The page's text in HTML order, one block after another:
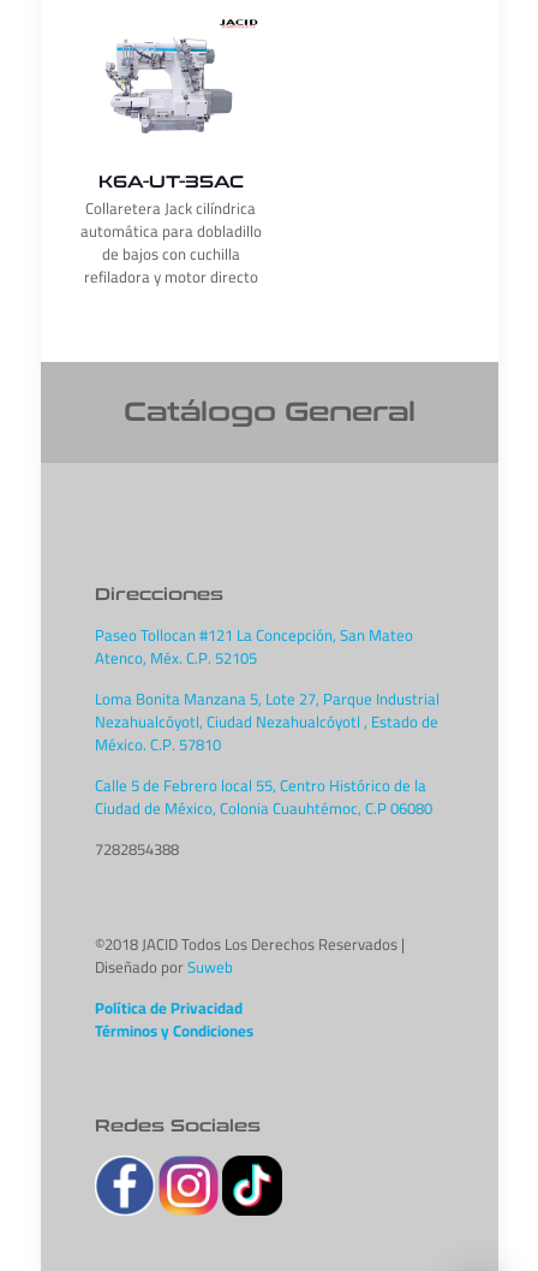
K6A-UT-35AC
Collaretera Jack cilíndrica
automática para dobladillo
de bajos con cuchilla
refiladora y motor directo
Catálogo General
Direcciones
Paseo Tollocan #121 La Concepción, San Mateo
Atenco, Méx. C.P. 52105
Loma Bonita Manzana 5, Lote 27, Parque Industrial
Nezahualcóyotl, Ciudad Nezahualcóyotl , Estado de
México. C.P. 57810
Calle 5 de Febrero local 55, Centro Histórico de la
Ciudad de México, Colonia Cuauhtémoc, C.P 06080
7282854388
©2018 JACID Todos Los Derechos Reservados |
Diseñado porSuweb
Política de Privacidad
Términos y Condiciones
Redes Sociales